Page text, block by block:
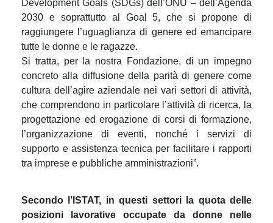
Development Goals (SDGs) dell’ONU – dell’Agenda
2030 e soprattutto al Goal 5, che si propone di
raggiungere l’uguaglianza di genere ed emancipare
tutte le donne e le ragazze.
Si tratta, per la nostra Fondazione, di un impegno
concreto alla diffusione della parità di genere come
cultura dell’agire aziendale nei vari settori di attività,
che comprendono in particolare l’attività di ricerca, la
progettazione ed erogazione di corsi di formazione,
l’organizzazione di eventi, nonché i servizi di
supporto e assistenza tecnica per facilitare i rapporti
tra imprese e pubbliche amministrazioni”.
Secondo l’ISTAT, in questi settori la quota delle
posizioni lavorative occupate da donne nelle